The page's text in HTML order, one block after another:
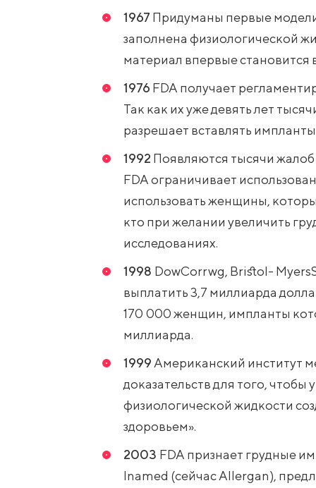
1967 Придуманы первые
заполнена физиологической
материал впервые становится
1976 FDA получает
Так как их уже девять лет
разрешает вставлять
1992 Появляются тысячи
FDA ограничивает
использовать женщины,
кто при желании увеличить
исследованиях.
1998 DowCorrwg, Bristol-
выплатить 3,7 миллиарда
170 000 женщин, импланты
миллиарда.
1999 Американский институт
доказательств для того,
физиологической жидкости
здоровьем».
2003 FDA признает грудные
Inamed (сейчас Allergan),